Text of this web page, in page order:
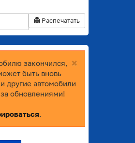
Распечатать
×
закончился,
быть вновь
другие автомобили
обновлениями!